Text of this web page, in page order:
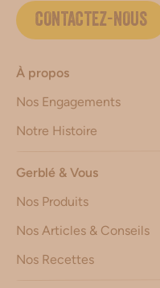
CONTACTEZ-NOUS
À propos
Nos Engagements
Notre Histoire
Gerblé & Vous
Nos Produits
Nos Articles & Conseils
Nos Recettes